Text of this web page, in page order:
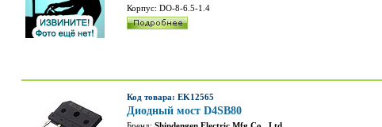
Корпус: DO-8-6.5-1.4
Код товара: EK12565
Диодный мост D4SB80